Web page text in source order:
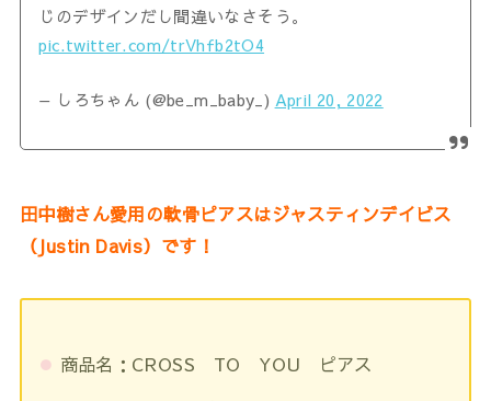
じのデザインだし間違いなさそう。
pic.twitter.com/trVhfb2tO4
— しろちゃん (@be_m_baby_) April 20, 2022
田中樹さん愛用の軟骨ピアスはジャスティンデイビス
（Justin Davis） です！
商品名：CROSS TO YOU ピアス